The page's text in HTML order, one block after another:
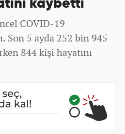
kaybetti
COVID-19
Son 5 ayda 252 bin 945
844 kişi hayatını